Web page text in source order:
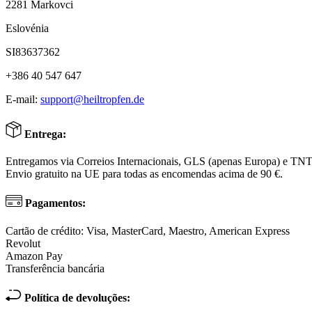
2281 Markovci
Eslovénia
SI83637362
+386 40 547 647
E-mail: support@heiltropfen.de
Entrega:
Entregamos via Correios Internacionais, GLS (apenas Europa) e
Envio gratuito na UE para todas as encomendas acima de 90 €.
Pagamentos:
Cartão de crédito: Visa, MasterCard, Maestro, American Express
Revolut
Amazon Pay
Transferência bancária
Política de devoluções: